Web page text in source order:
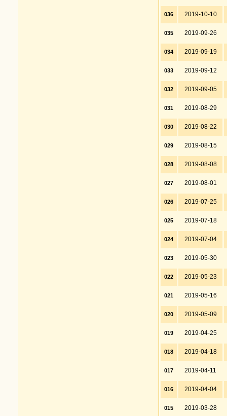
036 2019-10-10
035 2019-09-26
034 2019-09-19
033 2019-09-12
032 2019-09-05
031 2019-08-29
030 2019-08-22
029 2019-08-15
028 2019-08-08
027 2019-08-01
026 2019-07-25
025 2019-07-18
024 2019-07-04
023 2019-05-30
022 2019-05-23
021 2019-05-16
020 2019-05-09
019 2019-04-25
018 2019-04-18
017 2019-04-11
016 2019-04-04
015 2019-03-28